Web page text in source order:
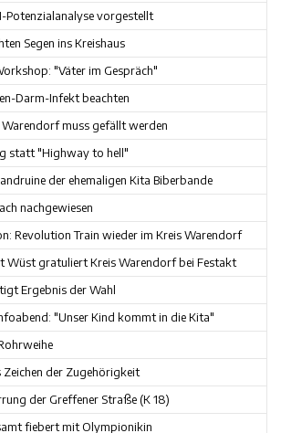
Potenzialanalyse vorgestellt
Segen ins Kreishaus
"Väter im Gespräch"
Darm-Infekt beachten
muss gefällt werden
statt "Highway to hell"
der ehemaligen Kita Biberbande
nachgewiesen
Revolution Train wieder im Kreis Warendorf
Wüst gratuliert Kreis Warendorf bei Festakt
Ergebnis der Wahl
"Unser Kind kommt in die Kita"
der Zugehörigkeit
der Greffener Straße (K 18)
fiebert mit Olympionikin